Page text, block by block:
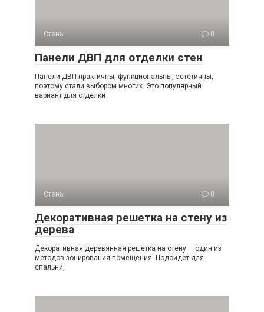
Стены 0
Панели ДВП для отделки стен
Панели ДВП практичны, функциональны, эстетичны,
поэтому стали выбором многих. Это популярный
вариант для отделки
Стены 0
Декоративная решетка на стену из
дерева
Декоративная деревянная решетка на стену — один из
методов зонирования помещения. Подойдет для
спальни,